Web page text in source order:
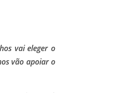
vai eleger o
vão apoiar o